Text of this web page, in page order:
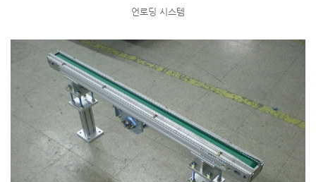
언로딩 시스템